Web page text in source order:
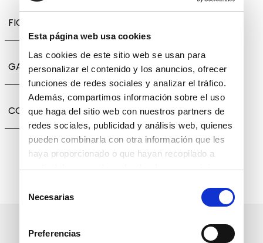
Esta página web usa cookies
Las cookies de este sitio web se usan para
personalizar el contenido y los anuncios, ofrecer
funciones de redes sociales y analizar el tráfico.
Además, compartimos información sobre el uso
que haga del sitio web con nuestros partners de
redes sociales, publicidad y análisis web, quienes
pueden combinarla con otra información que les
haya proporcionado o que hayan recopilado a
partir del uso que haya hecho de sus servicios.
deNecesarias
Preferencias
FICHA TÉCNICA
GARANTÍA, CAMBIOS Y DEVOLUCIONES
COMPARTIR
Suscríbete a nuestro boletín